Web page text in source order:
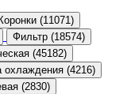
Коронки (11071)
Фильтр (18574)
(45182)
охлаждения (4216)
(2830)